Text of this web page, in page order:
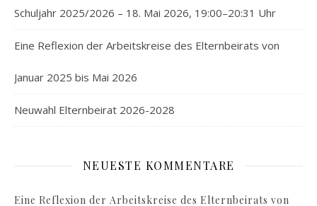
Schuljahr 2025/2026 – 18. Mai 2026, 19:00–20:31 Uhr
Eine Reflexion der Arbeitskreise des Elternbeirats von
Januar 2025 bis Mai 2026
Neuwahl Elternbeirat 2026-2028
NEUESTE KOMMENTARE
Eine Reflexion der Arbeitskreise des Elternbeirats von